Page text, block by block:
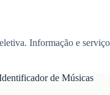
Informação e
de Músicas